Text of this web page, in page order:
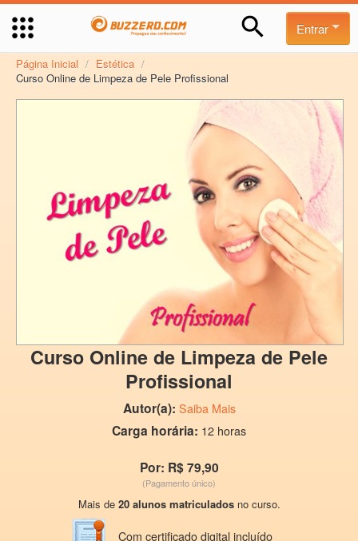
Entrar
Página Inicial / Estética /
Curso Online de Limpeza de Pele Profissional
Curso Online de Limpeza de Pele
Profissional
Autor(a): Saiba Mais
Carga horária: 12 horas
Por: R$ 79,90
(Pagamento único)
Mais de 20 alunos matriculadosno curso.
Com certificado digital incluído